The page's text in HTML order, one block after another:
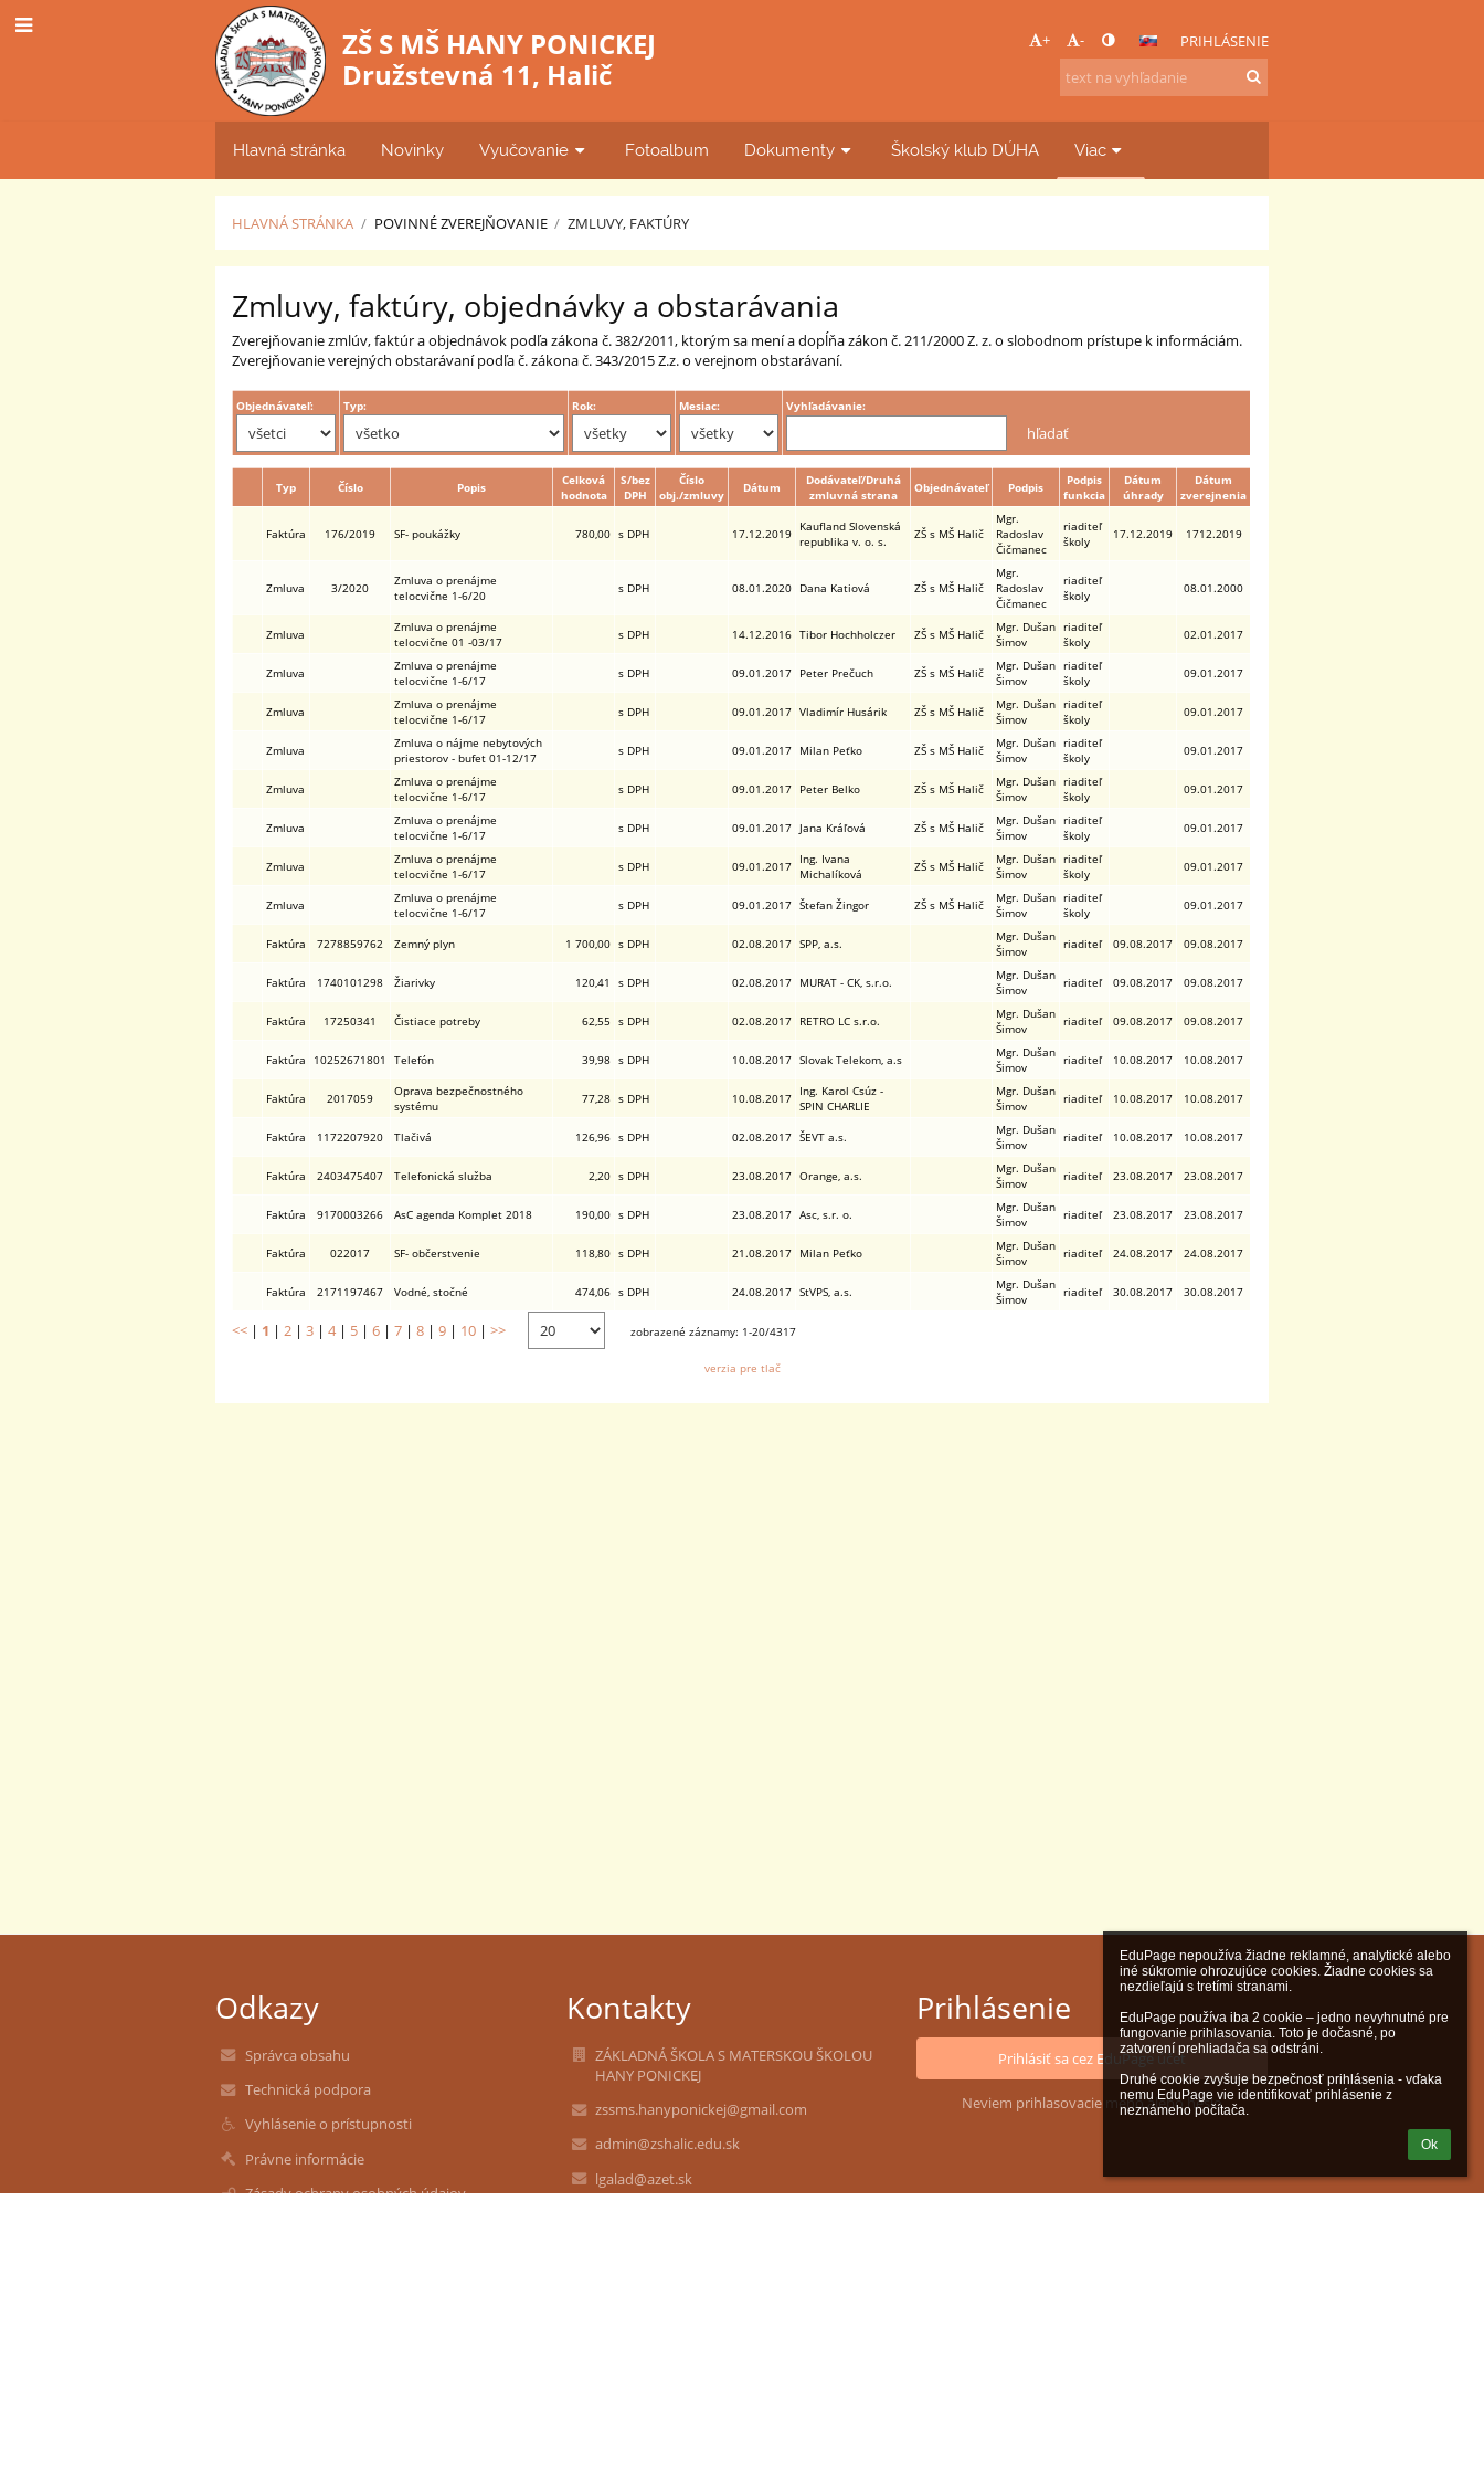
EduPage nepoužíva žiadne reklamné, analytické alebo
iné súkromie ohrozujúce cookies. Žiadne cookies sa
nezdieľajú s tretími stranami.
EduPage používa iba 2 cookie – jedno nevyhnutné pre
fungovanie prihlasovania. Toto je dočasné, po
zatvorení prehliadača sa odstráni.
Druhé cookie zvyšuje bezpečnosť prihlásenia - vďaka
nemu EduPage vie identifikovať prihlásenie z
neznámeho počítača.
Ok
ZŠ S MŠ HANY PONICKEJ
Družstevná 11, Halič
+ - PRIHLÁSENIE
Hlavná stránka Novinky Vyučovanie Fotoalbum Dokumenty Školský klub DÚHA Viac
HLAVNÁ STRÁNKA / POVINNÉ ZVEREJŇOVANIE / ZMLUVY, FAKTÚRY
Zmluvy,
faktúry
Zmluvy, faktúry, objednávky a obstarávania
Zverejňovanie zmlúv, faktúr a objednávok podľa zákona č. 382/2011, ktorým sa mení a dopĺňa zákon č. 211/2000 Z. z. o slobodnom prístupe k informáciám.
Zverejňovanie verejných obstarávaní podľa č. zákona č. 343/2015 Z.z. o verejnom obstarávaní.
Objednávateľ: Typ: Rok: Mesiac: Vyhľadávanie:
Typ Číslo Popis
Celková
hodnota
S/bez
DPH
Číslo
obj./zmluvy
Dátum
Dodávateľ/Druhá
zmluvná strana
Objednávateľ Podpis
Podpis
funkcia
Dátum
úhrady
Dátum
zverejnenia
Faktúra 176/2019 SF- poukážky 780,00 s DPH 17.12.2019 Kaufland Slovenská
republika v. o. s.
ZŠ s MŠ Halič
Mgr.
Radoslav
Čičmanec
riaditeľ
školy
17.12.2019 1712.2019
Zmluva 3/2020
Zmluva o prenájme
telocvične 1-6/20
s DPH 08.01.2020 Dana Katiová ZŠ s MŠ Halič
Mgr.
Radoslav
Čičmanec
riaditeľ
školy
08.01.2000
Zmluva
Zmluva o prenájme
telocvične 01 -03/17
s DPH 14.12.2016 Tibor Hochholczer ZŠ s MŠ Halič
Mgr. Dušan
Šimov
riaditeľ
školy
02.01.2017
Zmluva
Zmluva o prenájme
telocvične 1-6/17
s DPH 09.01.2017 Peter Prečuch ZŠ s MŠ Halič
Mgr. Dušan
Šimov
riaditeľ
školy
09.01.2017
Zmluva
Zmluva o prenájme
telocvične 1-6/17
s DPH 09.01.2017 Vladimír Husárik ZŠ s MŠ Halič
Mgr. Dušan
Šimov
riaditeľ
školy
09.01.2017
Zmluva
Zmluva o nájme nebytových
priestorov - bufet 01-12/17
s DPH 09.01.2017 Milan Peťko ZŠ s MŠ Halič
Mgr. Dušan
Šimov
riaditeľ
školy
09.01.2017
Zmluva
Zmluva o prenájme
telocvične 1-6/17
s DPH 09.01.2017 Peter Belko ZŠ s MŠ Halič
Mgr. Dušan
Šimov
riaditeľ
školy
09.01.2017
Zmluva
Zmluva o prenájme
telocvične 1-6/17
s DPH 09.01.2017 Jana Kráľová ZŠ s MŠ Halič
Mgr. Dušan
Šimov
riaditeľ
školy
09.01.2017
Zmluva
Zmluva o prenájme
telocvične 1-6/17
s DPH 09.01.2017 Ing. Ivana
Michalíková
ZŠ s MŠ Halič
Mgr. Dušan
Šimov
riaditeľ
školy
09.01.2017
Zmluva
Zmluva o prenájme
telocvične 1-6/17
s DPH 09.01.2017 Štefan Žingor ZŠ s MŠ Halič
Mgr. Dušan
Šimov
riaditeľ
školy
09.01.2017
Faktúra 7278859762 Zemný plyn 1 700,00 s DPH 02.08.2017 SPP, a.s.
Mgr. Dušan
Šimov
riaditeľ 09.08.2017 09.08.2017
Faktúra 1740101298 Žiarivky 120,41 s DPH 02.08.2017 MURAT - CK, s.r.o.
Mgr. Dušan
Šimov
riaditeľ 09.08.2017 09.08.2017
Faktúra 17250341 Čistiace potreby 62,55 s DPH 02.08.2017 RETRO LC s.r.o.
Mgr. Dušan
Šimov
riaditeľ 09.08.2017 09.08.2017
Faktúra 10252671801 Telefón 39,98 s DPH 10.08.2017 Slovak Telekom, a.s
Mgr. Dušan
Šimov
riaditeľ 10.08.2017 10.08.2017
Faktúra 2017059
Oprava bezpečnostného
systému
77,28 s DPH 10.08.2017 Ing. Karol Csúz -
SPIN CHARLIE
Mgr. Dušan
Šimov
riaditeľ 10.08.2017 10.08.2017
Faktúra 1172207920 Tlačivá 126,96 s DPH 02.08.2017 ŠEVT a.s.
Mgr. Dušan
Šimov
riaditeľ 10.08.2017 10.08.2017
Faktúra 2403475407 Telefonická služba 2,20 s DPH 23.08.2017 Orange, a.s.
Mgr. Dušan
Šimov
riaditeľ 23.08.2017 23.08.2017
Faktúra 9170003266 AsC agenda Komplet 2018 190,00 s DPH 23.08.2017 Asc, s.r. o.
Mgr. Dušan
Šimov
riaditeľ 23.08.2017 23.08.2017
Faktúra 022017 SF- občerstvenie 118,80 s DPH 21.08.2017 Milan Peťko
Mgr. Dušan
Šimov
riaditeľ 24.08.2017 24.08.2017
Faktúra 2171197467 Vodné, stočné 474,06 s DPH 24.08.2017 StVPS, a.s.
Mgr. Dušan
Šimov
riaditeľ 30.08.2017 30.08.2017
<< | 1 |2 |3 |4| 5 |6 |7 |8 |9 | 10 |>> zobrazené záznamy: 1-20/4317
verzia pre tlač
Odkazy
Správca obsahu
Technická podpora
Vyhlásenie o prístupnosti
Právne informácie
Zásady ochrany osobných údajov
Kontakty
ZÁKLADNÁ ŠKOLA S MATERSKOU ŠKOLOU
HANY PONICKEJ
zssms.hanyponickej@gmail.com
admin@zshalic.edu.sk
lgalad@azet.sk
Prihlásenie
Prihlásiť sa cez EduPage účet
Neviem prihlasovacie meno alebo heslo